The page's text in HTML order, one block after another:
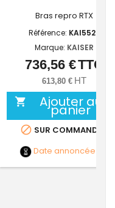
Bras repro RTX
Référence: KAI5522
Marque: KAISER
Prix
736,56 €TTC
613,80 € HT
 Ajouter au
panier
 SUR COMMANDE
Date annoncée